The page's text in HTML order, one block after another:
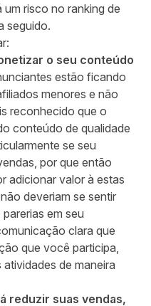
risco no ranking de
seguido.
o seu conteúdo
estão ficando
menores e não
reconhecido que o
conteúdo de qualidade
se seu
por que então
adicionar valor à estas
deveriam se sentir
em seu
clara que
que você participa,
de maneira
reduzir suas vendas,